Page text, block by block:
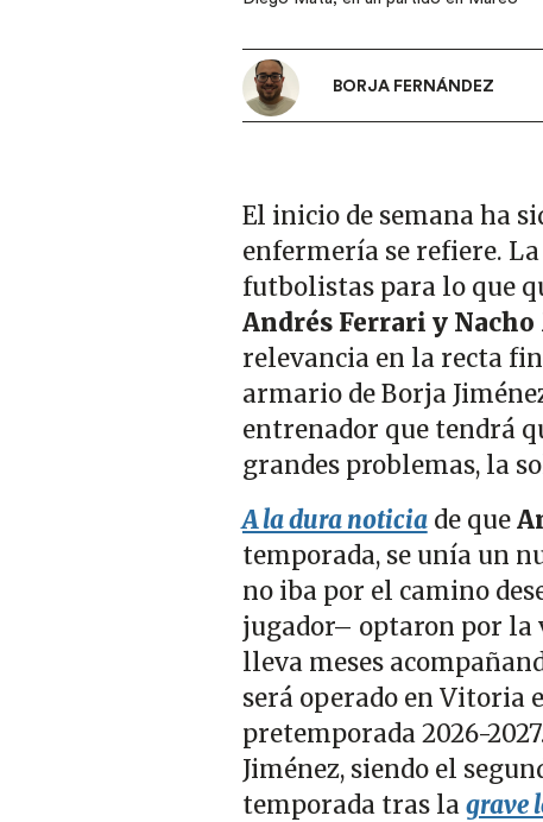
BORJA FERNÁNDEZ
El inicio de semana ha
enfermería se refiere.
futbolistas para lo que
Andrés Ferrari y
relevancia en la recta
armario de Borja
entrenador que tendrá
grandes problemas, la
A la dura noticiade que
temporada, se unía un
no iba por el camino
jugador– optaron por la
lleva meses
será operado en Vitoria
pretemporada 2026-
Jiménez, siendo el
temporada tras lagrave